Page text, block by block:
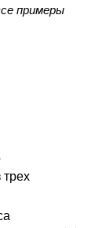
примеры
трех